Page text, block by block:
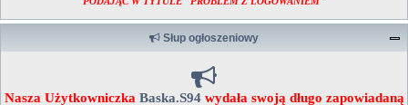
Słup ogłoszeniowy
Nasza Użytkowniczka Baska.S94 wydała swoją długo zapowiadaną